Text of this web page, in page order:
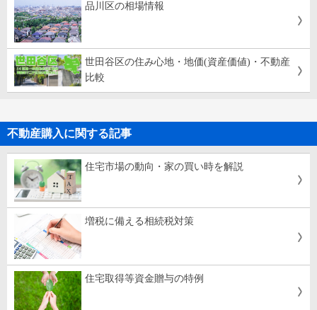
品川区の相場情報
世田谷区の住み心地・地価(資産価値)・不動産
比較
不動産購入に関する記事
住宅市場の動向・家の買い時を解説
増税に備える相続税対策
住宅取得等資金贈与の特例